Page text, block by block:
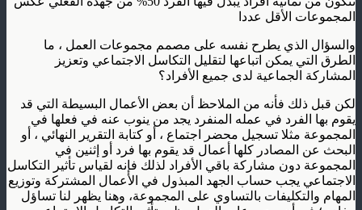
المجموعات الأقل عددا
والسؤال الذي يطرح نفسه على مصمم مجموعات العمل ، ما
الطرق التي يمكن اتباعها لتقليل التكاسل الاجتماعي وتعزيز
المشاركة الجماعية لدى جميع الأفراد؟
لكن قبل ذلك فأنه من الملاحظ أن بعض الأعمال البسيطة التي قد
يقوم بها الفرد في عمله المنفرد يجد من ينوب عنه في فعلها في
المجموعة مثلا تسجيل محضر اجتماع ، أو كتابة التقرير النهائي ، أو
البحث عن المصادر كلها أعمال قد يقوم بها فرد أو إثنين في
المجموعة دون مشاركة باقي الأفراد لذلك فإنه لقياس تأثير التكاسل
الاجتماعي يجب حساب الجهد المبذول في الأعمال المشتركة وتوزيع
المهام والتكليفات بالتساوي على المجموعة، وهنا يظهر لنا تساؤل